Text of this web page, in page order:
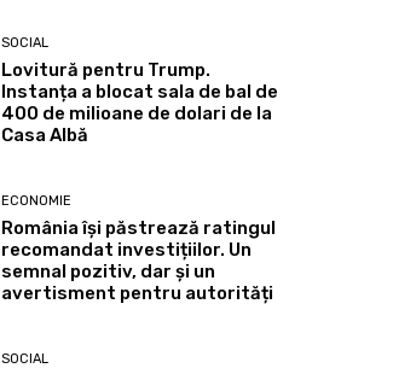
SOCIAL
Lovitură pentru Trump.
Instanța a blocat sala de bal de
400 de milioane de dolari de la
Casa Albă
ECONOMIE
România își păstrează ratingul
recomandat investițiilor. Un
semnal pozitiv, dar și un
avertisment pentru autorități
SOCIAL